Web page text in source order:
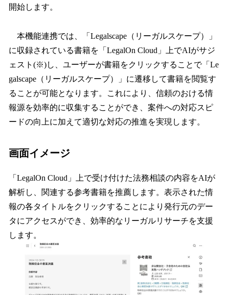
開始します。
本機能連携では、「Legalscape（リーガルスケープ）」
に収録されている書籍を「LegalOn Cloud」上でAIがサジ
ェスト(※)し、ユーザーが書籍をクリックすることで「Le
galscape（リーガルスケープ）」に遷移して書籍を閲覧す
ることが可能となります。これにより、信頼のおける情
報源を効率的に収集することができ、案件への対応スピ
ードの向上に加えて適切な対応の推進を実現します。
画面イメージ
「LegalOn Cloud」上で受け付けた法務相談の内容をAIが
解析し、関連する参考書籍を推薦します。表示された情
報の各タイトルをクリックすることにより発行元のデー
タにアクセスができ、効率的なリーガルリサーチを支援
します。